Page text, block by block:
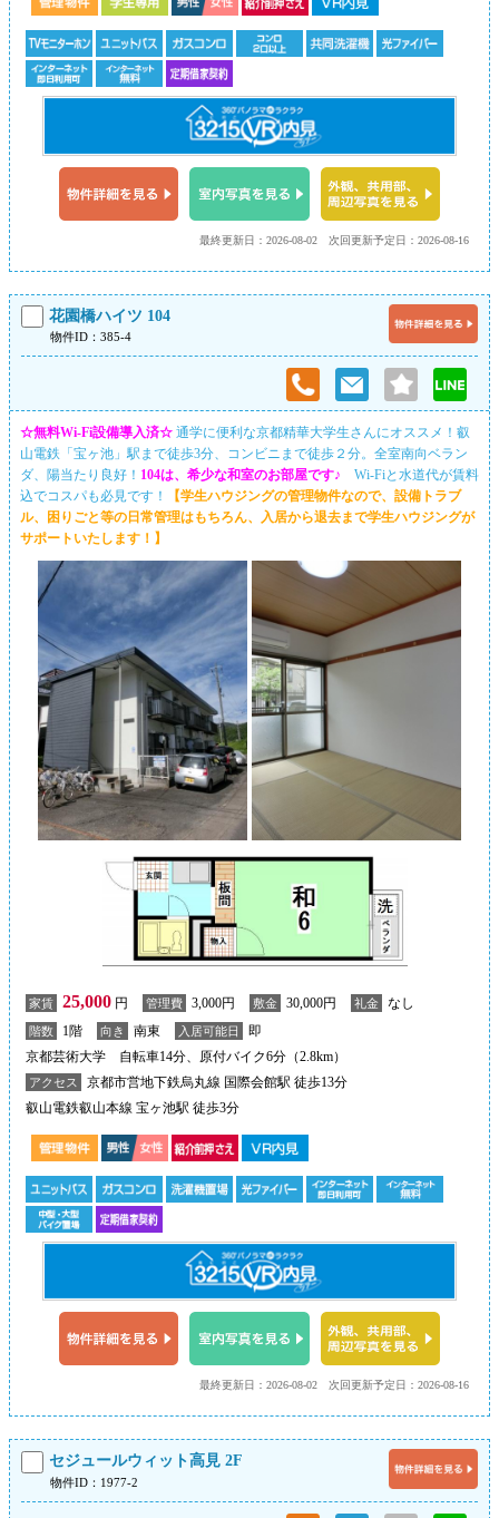
次回更新予定日：2026-08-16
最終更新日：2026-08-02
花園橋ハイツ 104
物件ID：385-4
☆無料Wi-Fi設備導入済☆通学に便利な京都精華大学生さんにオススメ！叡
山電鉄「宝ヶ池」駅まで徒歩3分、コンビニまで徒歩２分。全室南向ベラン
ダ、陽当たり良好！ 104は、希少な和室のお部屋です♪ Wi-Fiと水道代が賃料
込でコスパも必見です！
【学生ハウジングの管理物件なので、設備トラブ
ル、困りごと等の日常管理はもちろん、入居から退去まで学生ハウジングが
サポートいたします！】
家賃 25,000 円 管理費 3,000円 敷金 30,000円 礼金 なし
階数 1階 向き 南東 入居可能日
即
京都芸術大学 自転車14分、原付バイク6分（2.8km）
アクセス
京都市営地下鉄烏丸線 国際会館駅 徒歩13分
叡山電鉄叡山本線 宝ヶ池駅 徒歩3分
次回更新予定日：2026-08-16
最終更新日：2026-08-02
セジュールウィット高見 2F
物件ID：1977-2